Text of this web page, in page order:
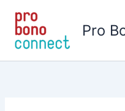
content
Pro